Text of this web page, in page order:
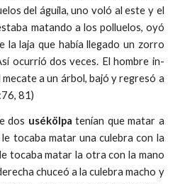
del águila, uno voló al este y el
matando a los polluelos, oyó
la laja que había llegado un zorro
ocurrió dos veces. El hombre in-
a un árbol, bajó y regresó a
81)
dos usékölpa tenían que matar a
tocaba matar una culebra con la
tocaba matar la otra con la mano
chuceó a la culebra macho y